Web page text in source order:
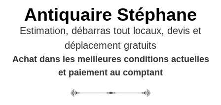
Antiquaire Stéphane
Estimation, débarras tout locaux, devis et
déplacement gratuits
Achat dans les meilleures conditions actuelles
et paiement au comptant